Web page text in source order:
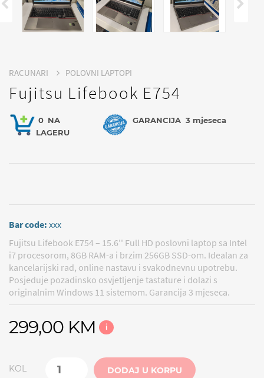
RACUNARI POLOVNI LAPTOPI
Fujitsu Lifebook E754
0 NA
LAGERU
GARANCIJA 3 mjeseca
Bar code: xxx
Fujitsu Lifebook E754 – 15.6'' Full HD poslovni laptop sa Intel
i7 procesorom, 8GB RAM-a i brzim 256GB SSD-om. Idealan za
kancelarijski rad, online nastavu i svakodnevnu upotrebu.
Posjeduje pozadinsko osvjetljenje tastature i dolazi s
originalnim Windows 11 sistemom. Garancija 3 mjeseca.
299,00 KM i
KOL DODAJ U KORPU